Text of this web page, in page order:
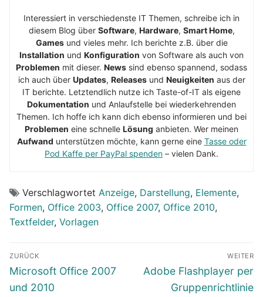
Interessiert in verschiedenste IT Themen, schreibe ich in
diesem Blog über Software, Hardware, Smart Home,
Gamesund vieles mehr. Ich berichte z.B. über die
Installation und Konfiguration von Software als auch von
Problemen mit dieser. News sind ebenso spannend, sodass
ich auch über Updates, Releasesund Neuigkeiten aus der
IT berichte. Letztendlich nutze ich Taste-of-IT als eigene
Dokumentation und Anlaufstelle bei wiederkehrenden
Themen. Ich hoffe ich kann dich ebenso informieren und bei
Problemen eine schnelle Lösung anbieten. Wer meinen
Aufwand unterstützen möchte, kann gerne eine Tasse oder
Pod Kaffe per PayPal spenden – vielen Dank.
Verschlagwortet Anzeige, Darstellung, Elemente,
Formen, Office 2003, Office 2007, Office 2010,
Textfelder, Vorlagen
Beitragsnavigation
ZURÜCK
Vorheriger
Beitrag:
Microsoft Office 2007
und 2010
WEITER
Nächster
Beitrag:
Adobe Flashplayer per
Gruppenrichtlinie